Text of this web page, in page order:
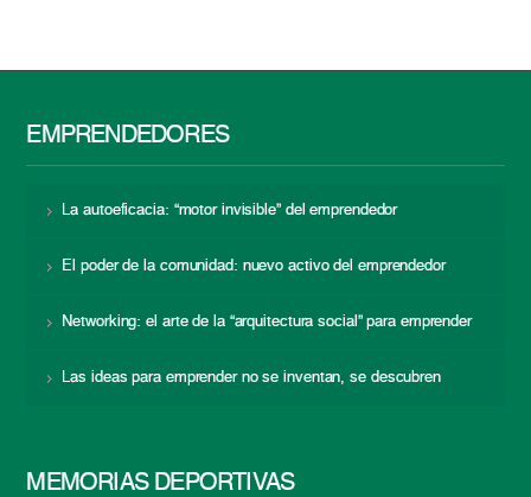
EMPRENDEDORES
La autoeficacia: “motor invisible” del emprendedor
El poder de la comunidad: nuevo activo del emprendedor
Networking: el arte de la “arquitectura social” para emprender
Las ideas para emprender no se inventan, se descubren
MEMORIAS DEPORTIVAS